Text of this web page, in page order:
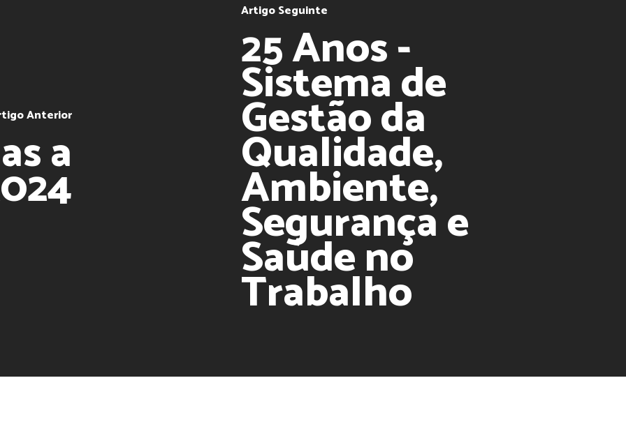
Anterior
a
Artigo Seguinte
25 Anos -
Sistema de
Gestão da
Qualidade,
Ambiente,
Segurança e
Saúde no
Trabalho